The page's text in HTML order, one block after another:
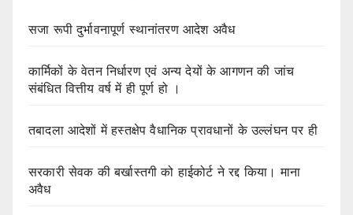
सजा रूपी दुर्भावनापूर्ण स्थानांतरण आदेश अवैध
कार्मिकों के वेतन निर्धारण एवं अन्य देयों के आगणन की जांच
संबंधित वित्तीय वर्ष में ही पूर्ण हो ।
तबादला आदेशों में हस्तक्षेप वैधानिक प्रावधानों के उल्लंघन पर ही
सरकारी सेवक की बर्खास्तगी को हाईकोर्ट ने रद्द किया। माना
अवैध